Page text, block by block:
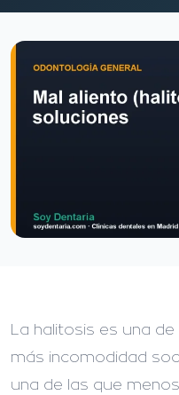
La halitosis es una
más incomodidad
una de las que